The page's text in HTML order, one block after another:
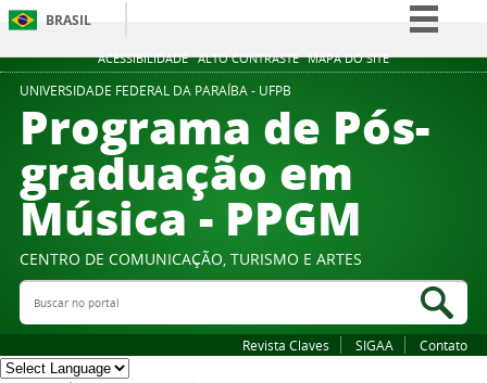
ACESSIBILIDADE ALTO CONTRASTE MAPA DO SITE
BRASIL
Simplifique!
Participe
Legislação
Canais
UNIVERSIDADE FEDERAL DA PARAÍBA - UFPB
Programa de Pós-
graduação em
Música - PPGM
CENTRO DE COMUNICAÇÃO, TURISMO E ARTES
Buscar no portal
Revista Claves SIGAA Contato